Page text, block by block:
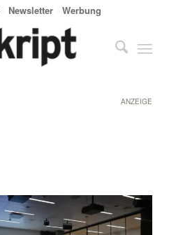
Newsletter Werbung
ANZEIGE